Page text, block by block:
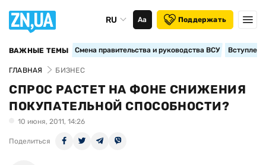
RU Аа Поддержать
ВАЖНЫЕ ТЕМЫ Смена правительства и руководства ВСУ
ГЛАВНАЯ БИЗНЕС
СПРОС РАСТЕТ НА ФОНЕ СНИЖЕНИЯ
ПОКУПАТЕЛЬНОЙ СПОСОБНОСТИ?
10 июня, 2011, 14:26
Поделиться